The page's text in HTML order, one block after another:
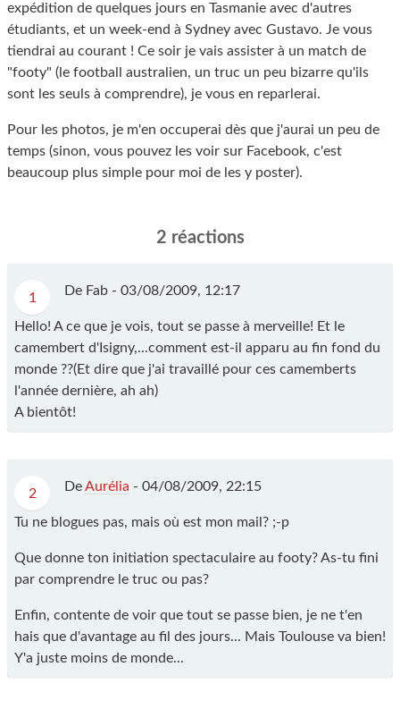
expédition de quelques jours en Tasmanie avec d'autres
étudiants, et un week-end à Sydney avec Gustavo. Je vous
tiendrai au courant ! Ce soir je vais assister à un match de
"footy" (le football australien, un truc un peu bizarre qu'ils
sont les seuls à comprendre), je vous en reparlerai.
Pour les photos, je m'en occuperai dès que j'aurai un peu de
temps (sinon, vous pouvez les voir sur Facebook, c'est
beaucoup plus simple pour moi de les y poster).
2 réactions
1 De Fab - 03/08/2009, 12:17
Hello! A ce que je vois, tout se passe à merveille! Et le
camembert d'Isigny,...comment est-il apparu au fin fond du
monde ??(Et dire que j'ai travaillé pour ces camemberts
l'année dernière, ah ah)
A bientôt!
2 DeAurélia - 04/08/2009, 22:15
Tu ne blogues pas, mais où est mon mail? ;-p
Que donne ton initiation spectaculaire au footy? As-tu fini
par comprendre le truc ou pas?
Enfin, contente de voir que tout se passe bien, je ne t'en
hais que d'avantage au fil des jours... Mais Toulouse va bien!
Y'a juste moins de monde...